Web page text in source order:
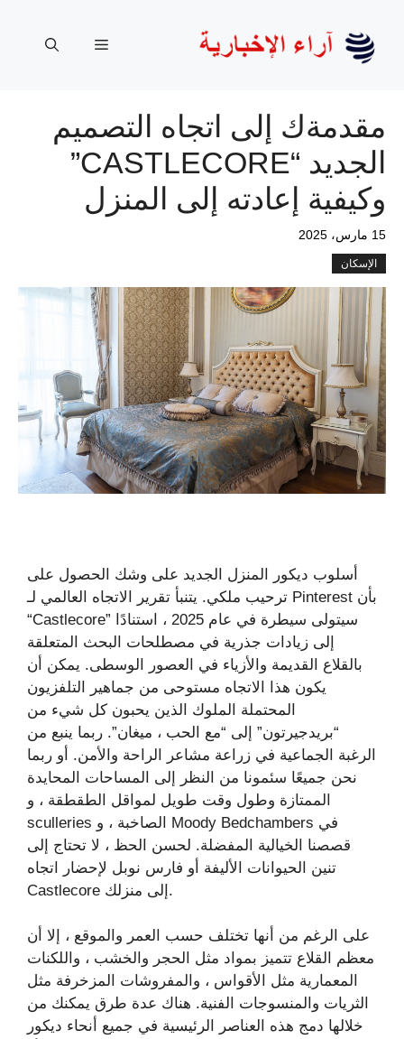
المحتوى
القائمة
مقدمةك إلى اتجاه التصميم
الجديد “CASTLECORE”
وكيفية إعادته إلى المنزل
15 مارس، 2025
الإسكان
أسلوب ديكور المنزل الجديد على وشك الحصول على
ترحيب ملكي. يتنبأ تقرير الاتجاه العالمي لـ Pinterest بأن
“Castlecore” سيتولى سيطرة في عام 2025 ، استنادًا
إلى زيادات جذرية في مصطلحات البحث المتعلقة
بالقلاع القديمة والأزياء في العصور الوسطى. يمكن أن
يكون هذا الاتجاه مستوحى من جماهير التلفزيون
المحتملة الملوك الذين يحبون كل شيء من
“بريدجيرتون” إلى “مع الحب ، ميغان”. ربما ينبع من
الرغبة الجماعية في زراعة مشاعر الراحة والأمن. أو ربما
نحن جميعًا سئمونا من النظر إلى المساحات المحايدة
الممتازة وطول وقت طويل لمواقل الطقطقة ، و
sculleries الصاخبة ، و Moody Bedchambers في
قصصنا الخيالية المفضلة. لحسن الحظ ، لا تحتاج إلى
تنين الحيوانات الأليفة أو فارس نوبل لإحضار اتجاه
Castlecore إلى منزلك.
على الرغم من أنها تختلف حسب العمر والموقع ، إلا أن
معظم القلاع تتميز بمواد مثل الحجر والخشب ، واللكنات
المعمارية مثل الأقواس ، والمفروشات المزخرفة مثل
الثريات والمنسوجات الفنية. هناك عدة طرق يمكنك من
خلالها دمج هذه العناصر الرئيسية في جميع أنحاء ديكور